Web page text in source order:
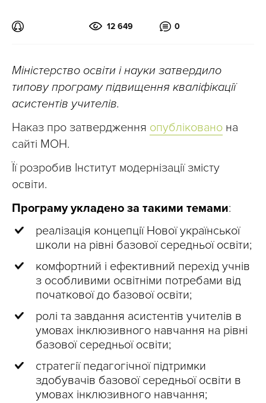
12 649 0
Міністерство освіти і науки затвердило
типову програму підвищення кваліфікації
асистентів учителів.
Наказ про затвердження опубліковано на
сайті МОН.
Її розробив Інститут модернізації змісту
освіти.
Програму укладено за такими темами:
реалізація концепції Нової української
школи на рівні базової середньої освіти;
комфортний і ефективний перехід учнів
з особливими освітніми потребами від
початкової до базової освіти;
ролі та завдання асистентів учителів в
умовах інклюзивного навчання на рівні
базової середньої освіти;
стратегії педагогічної підтримки
здобувачів базової середньої освіти в
умовах інклюзивного навчання;